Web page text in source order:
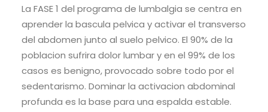
La FASE 1 del programa de lumbalgia se centra en
aprender la bascula pelvica y activar el transverso
del abdomen junto al suelo pelvico. El 90% de la
poblacion sufrira dolor lumbar y en el 99% de los
casos es benigno, provocado sobre todo por el
sedentarismo. Dominar la activacion abdominal
profunda es la base para una espalda estable.